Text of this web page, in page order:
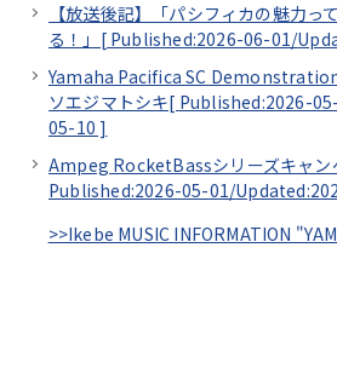
【放送後記】「パシフィカの魅力っ
る！」[ Published:2026-06-01/
Yamaha Pacifica SC
ソエジマトシキ[ Published:2026-
05-10 ]
Ampeg RocketBassシリーズキャン
Published:2026-05-01/
>>Ikebe MUSIC INFORMATION